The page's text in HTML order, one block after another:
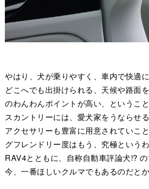
やはり、犬が乗りやすく、車内で快適に
どこへでも出掛けられる、天候や路面
のわんわんポイントが高い、というこ
スカントリーには、愛犬家をうならせ
アクセサリーも豊富に用意されていこ
グフレンドリー度はもう、究極という
RAV4とともに、自称自動車評論犬!?
今、一番ほしいクルマでもあるのだとか